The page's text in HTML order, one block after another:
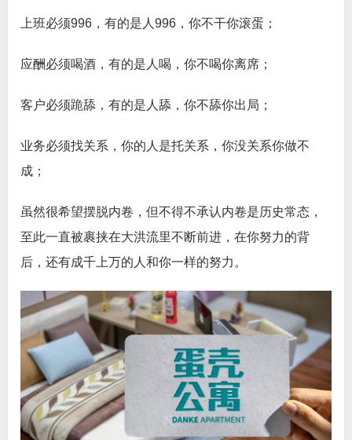
上班必须996，有的是人996，你不干你滚蛋；
应酬必须喝酒，有的是人喝，你不喝你离席；
客户必须跪舔，有的是人舔，你不舔你出局；
业务必须找关系，你的人是托关系，你没关系你做不
成；
虽然很希望摆脱内卷，但不得不承认内卷是历史常态，
至此一直被裹挟在大洪流里不断前进，在你努力的背
后，还有成千上万的人和你一样的努力。